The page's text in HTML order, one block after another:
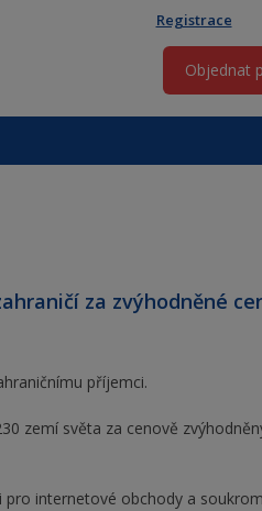
Registrace
Objednat
za zvýhodněné
příjemci.
zemí světa za cenově
pro internetové obchody a